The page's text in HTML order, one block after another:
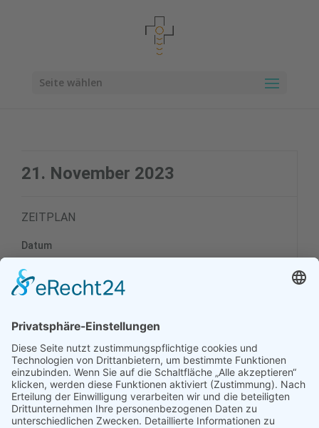
Seite wählen
21. November 2023
ZEITPLAN
Datum
21. November 2023
Vortrag der Kriminalpolizei
16.30 UhrVortrag der Kriminalpolizei Augsburg „Clever